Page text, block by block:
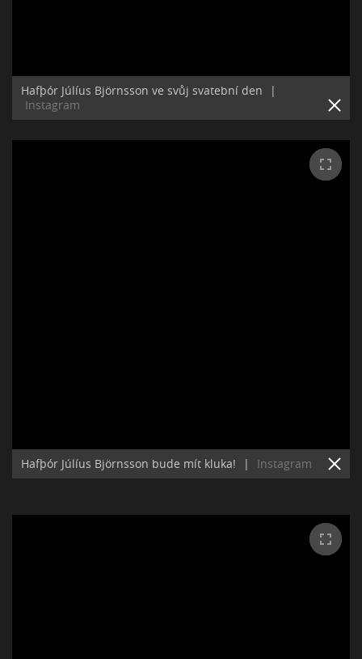
Hafþór Júlíus Björnsson ve svůj svatební den
|
Instagram
Hafþór Júlíus Björnsson bude mít kluka! | Instagram